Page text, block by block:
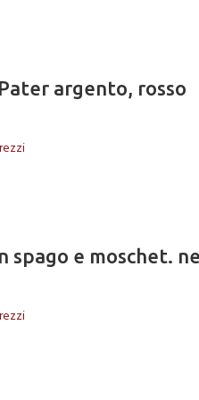
argento, rosso
spago e moschet.